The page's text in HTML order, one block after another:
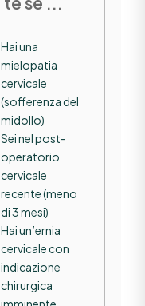
Hai una
mielopatia
cervicale
(sofferenza del
midollo)
Sei nel post-
operatorio
cervicale
recente (meno
di 3 mesi)
Hai un’ernia
cervicale con
indicazione
chirurgica